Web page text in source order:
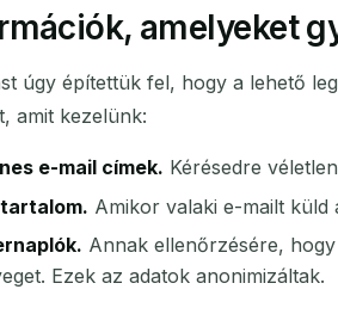
amelyeket
úgy építettük fel, hogy a lehető
amit kezelünk:
e-mail címek. Kérésedre
Amikor valaki e-mailt küld
Annak ellenőrzésére,
Ezek az adatok anonimizáltak.